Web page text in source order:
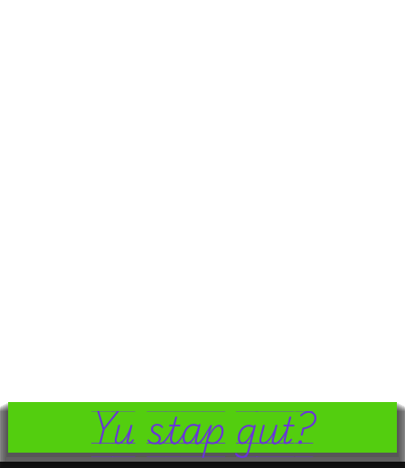
Yu stap gut?